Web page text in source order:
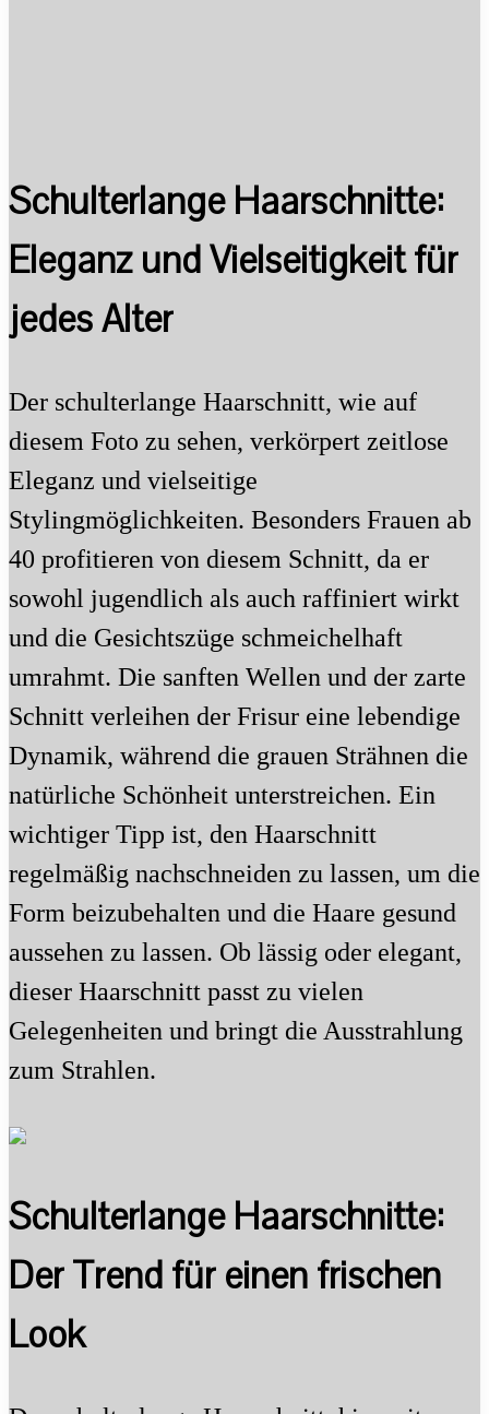
Schulterlange Haarschnitte:
Eleganz und Vielseitigkeit für
jedes Alter
Der schulterlange Haarschnitt, wie auf
diesem Foto zu sehen, verkörpert zeitlose
Eleganz und vielseitige
Stylingmöglichkeiten. Besonders Frauen ab
40 profitieren von diesem Schnitt, da er
sowohl jugendlich als auch raffiniert wirkt
und die Gesichtszüge schmeichelhaft
umrahmt. Die sanften Wellen und der zarte
Schnitt verleihen der Frisur eine lebendige
Dynamik, während die grauen Strähnen die
natürliche Schönheit unterstreichen. Ein
wichtiger Tipp ist, den Haarschnitt
regelmäßig nachschneiden zu lassen, um die
Form beizubehalten und die Haare gesund
aussehen zu lassen. Ob lässig oder elegant,
dieser Haarschnitt passt zu vielen
Gelegenheiten und bringt die Ausstrahlung
zum Strahlen.
Schulterlange Haarschnitte:
Der Trend für einen frischen
Look